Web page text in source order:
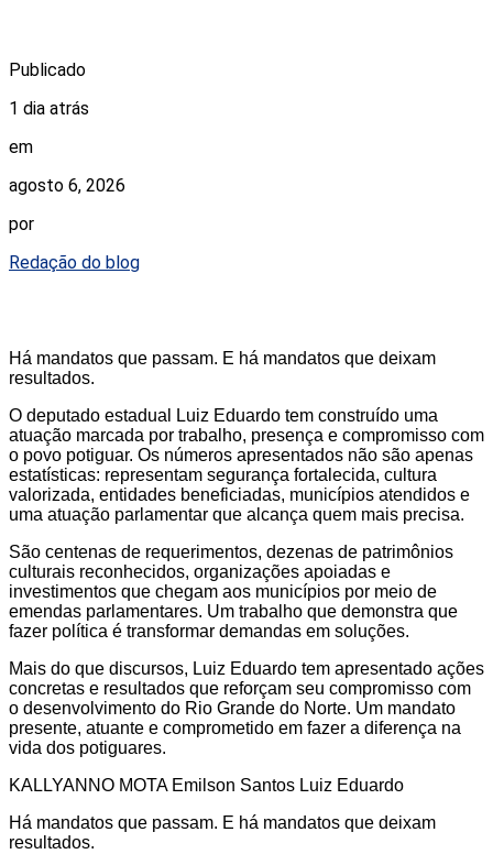
Publicado
1 dia atrás
em
agosto 6, 2026
por
Redação do blog
Há mandatos que passam. E há mandatos que deixam
resultados.
O deputado estadual Luiz Eduardo tem construído uma
atuação marcada por trabalho, presença e compromisso com
o povo potiguar. Os números apresentados não são apenas
estatísticas: representam segurança fortalecida, cultura
valorizada, entidades beneficiadas, municípios atendidos e
uma atuação parlamentar que alcança quem mais precisa.
São centenas de requerimentos, dezenas de patrimônios
culturais reconhecidos, organizações apoiadas e
investimentos que chegam aos municípios por meio de
emendas parlamentares. Um trabalho que demonstra que
fazer política é transformar demandas em soluções.
Mais do que discursos, Luiz Eduardo tem apresentado ações
concretas e resultados que reforçam seu compromisso com
o desenvolvimento do Rio Grande do Norte. Um mandato
presente, atuante e comprometido em fazer a diferença na
vida dos potiguares.
KALLYANNO MOTA Emilson Santos Luiz Eduardo
Há mandatos que passam. E há mandatos que deixam
resultados.